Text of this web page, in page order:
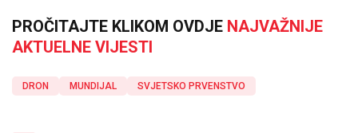
PROČITAJTE KLIKOM OVDJE NAJVAŽNIJE
AKTUELNE VIJESTI
DRON MUNDIJAL SVJETSKO PRVENSTVO